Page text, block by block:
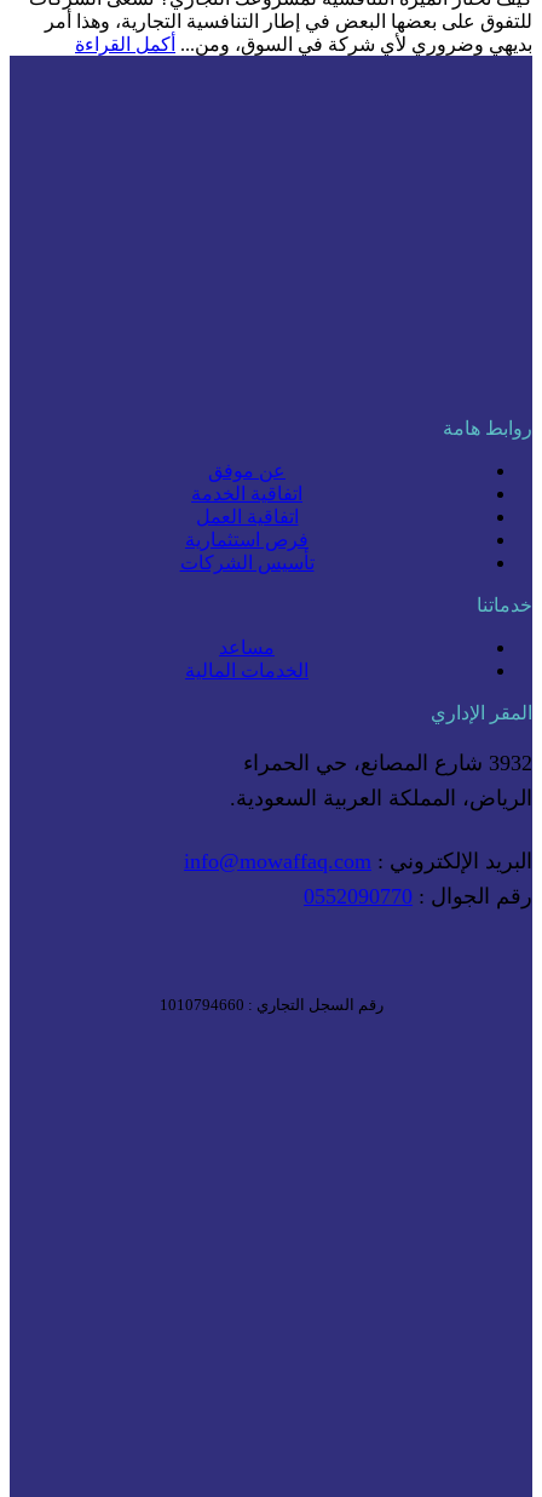
للتفوق على بعضها البعض في إطار التنافسية التجارية، وهذا أمر
بديهي وضروري لأي شركة في السوق، ومن... أكمل القراءة
روابط هامة
عن موفق
اتفاقية الخدمة
اتفاقية العمل
فرص استثمارية
تأسيس الشركات
خدماتنا
مساعد
الخدمات المالية
المقر الإداري
3932 شارع المصانع، حي الحمراء
الرياض، المملكة العربية السعودية.
البريد الإلكتروني : info@mowaffaq.com
رقم الجوال : 0552090770
رقم السجل التجاري : 1010794660